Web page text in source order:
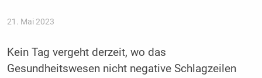
21. Mai 2023
Kein Tag vergeht derzeit, wo das
Gesundheitswesen nicht negative Schlagzeilen